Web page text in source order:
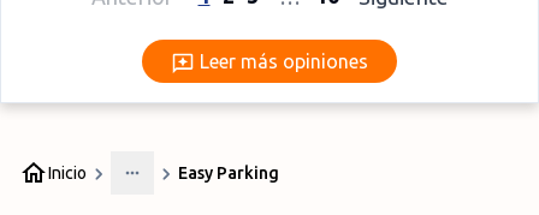
Leer más opiniones
Leer más opiniones
Inicio
More
Easy Parking